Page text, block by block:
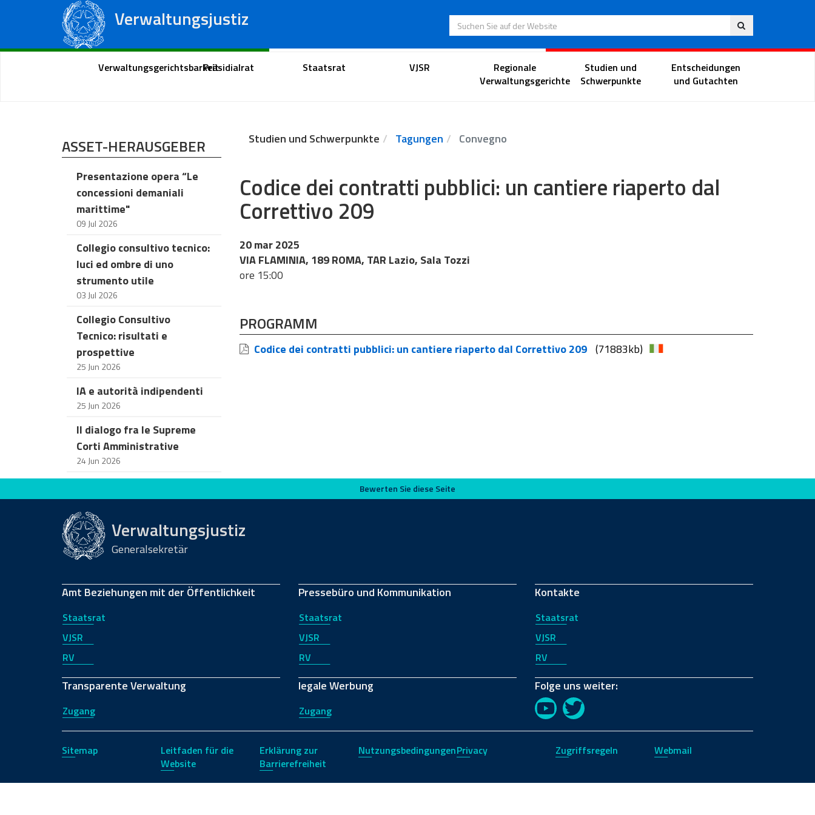
Verwaltungsjustiz
Regionale Verwaltungsgerichte
Deu
Suchen Sie auf der Website
Portal des Bürgers Anwaltsportal Richterportal
VerwaltungsgerichtsbarkeitPräsidialrat Staatsrat VJSR
Regionale
Verwaltungsgerichte
Studien und
Schwerpunkte
Entscheidungen
und Gutachten
ASSET-HERAUSGEBER
Presentazione opera “Le
concessioni demaniali
marittime"
09 Jul 2026
Collegio consultivo tecnico:
luci ed ombre di uno
strumento utile
03 Jul 2026
Collegio Consultivo
Tecnico: risultati e
prospettive
25 Jun 2026
IA e autorità indipendenti
25 Jun 2026
Il dialogo fra le Supreme
Corti Amministrative
24 Jun 2026
Studien und Schwerpunkte Tagungen Convegno
Codice dei contratti pubblici: un cantiere riaperto dal
Correttivo 209
20 mar 2025
VIA FLAMINIA, 189 ROMA, TAR Lazio, Sala Tozzi
ore 15:00
PROGRAMM
Codice dei contratti pubblici: un cantiere riaperto dal Correttivo 209 (71883kb)
Bewerten Sie diese Seite Bewerten Sie diese Seite
Verwaltungsjustiz
Generalsekretär
Amt Beziehungen mit der Öffentlichkeit
Staatsrat
VJSR
RV
Transparente Verwaltung
Zugang
Pressebüro und Kommunikation
Staatsrat
VJSR
RV
legale Werbung
Zugang
Kontakte
Staatsrat
VJSR
RV
Folge uns weiter:
YouTubeTwitter
Sitemap
Leitfaden für die
Website
Erklärung zur
Barrierefreiheit
NutzungsbedingungenPrivacy Zugriffsregeln Webmail